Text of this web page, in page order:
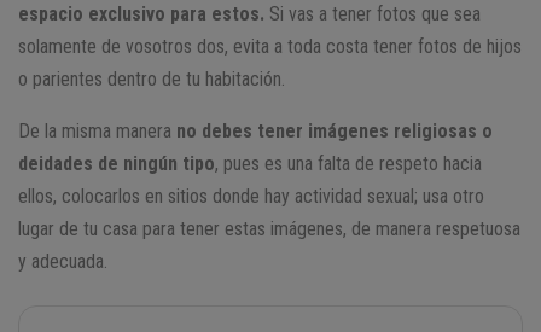
espacio exclusivo para estos. Si vas a tener fotos que sea
solamente de vosotros dos, evita a toda costa tener fotos de hijos
o parientes dentro de tu habitación.
De la misma manera no debes tener imágenes religiosas o
deidades de ningún tipo, pues es una falta de respeto hacia
ellos, colocarlos en sitios donde hay actividad sexual; usa otro
lugar de tu casa para tener estas imágenes, de manera respetuosa
y adecuada.